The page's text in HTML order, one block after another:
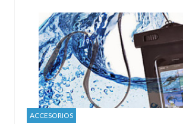
ACCESORIOS